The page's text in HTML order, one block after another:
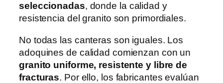
seleccionadas, donde la calidad y
resistencia del granito son primordiales.
No todas las canteras son iguales. Los
adoquines de calidad comienzan con un
granito uniforme, resistente y libre de
fracturas. Por ello, los fabricantes evalúan